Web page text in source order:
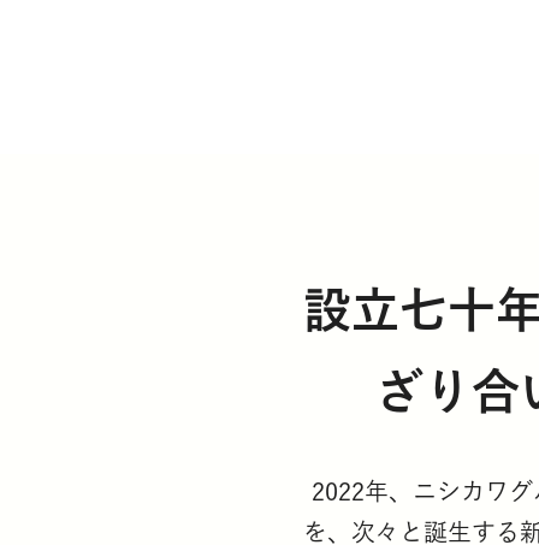
設立七十
ざり合
2022年、ニシカワ
を、次々と誕生する